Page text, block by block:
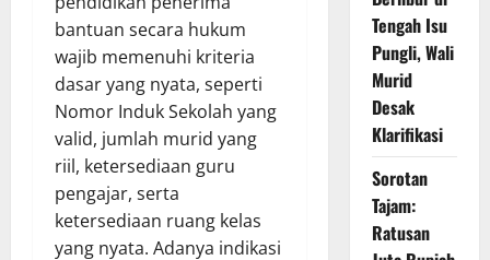
bantuan secara hukum
wajib memenuhi kriteria
dasar yang nyata, seperti
Nomor Induk Sekolah yang
valid, jumlah murid yang
riil, ketersediaan guru
pengajar, serta
ketersediaan ruang kelas
yang nyata. Adanya indikasi
Tengah Isu
Pungli, Wali
Murid
Desak
Klarifikasi
Sorotan
Tajam:
Ratusan